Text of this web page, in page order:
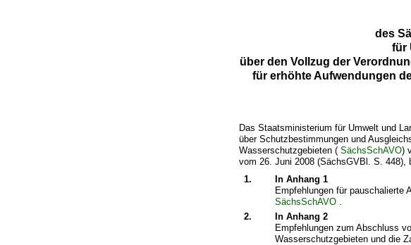
des
für
über den Vollzug der
für erhöhte Aufwendungen
Das Staatsministerium für Umwelt und
über Schutzbestimmungen und
Wasserschutzgebieten (SächsSchAVO)
vom 26. Juni 2008 (SächsGVBl. S. 448),
1.
In Anhang 1
Empfehlungen für pauschalierte
SächsSchAVO
2.
In Anhang 2
Empfehlungen zum Abschluss
Wasserschutzgebieten und die